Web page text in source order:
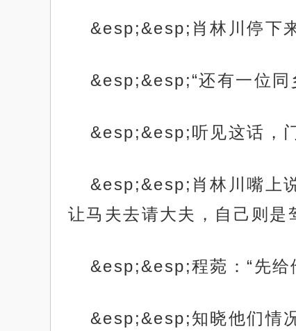
&esp;&esp;肖林川停下
&esp;&esp;“还有一位同
&esp;&esp;听见这话，
&esp;&esp;肖林川嘴上
让马夫去请大夫，自己则是
&esp;&esp;程菀：“先给
&esp;&esp;知晓他们情